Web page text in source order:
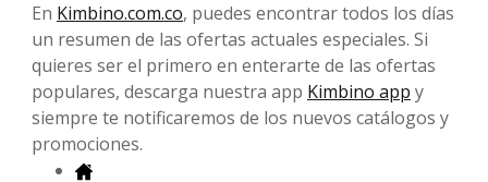
En Kimbino.com.co, puedes encontrar todos los días
un resumen de las ofertas actuales especiales. Si
quieres ser el primero en enterarte de las ofertas
populares, descarga nuestra app Kimbino app y
siempre te notificaremos de los nuevos catálogos y
promociones.